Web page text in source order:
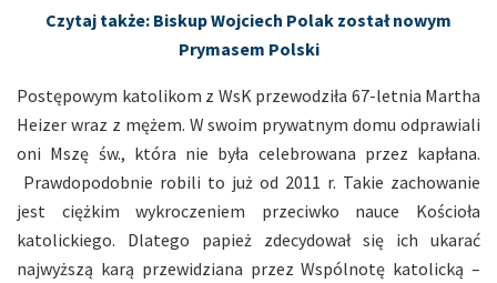
Czytaj także: Biskup Wojciech Polak został nowym
Prymasem Polski
Postępowym katolikom z WsK przewodziła 67-letnia Martha
Heizer wraz z mężem. W swoim prywatnym domu odprawiali
oni Mszę św., która nie była celebrowana przez kapłana.
Prawdopodobnie robili to już od 2011 r. Takie zachowanie
jest ciężkim wykroczeniem przeciwko nauce Kościoła
katolickiego. Dlatego papież zdecydował się ich ukarać
najwyższą karą przewidziana przez Wspólnotę katolicką –